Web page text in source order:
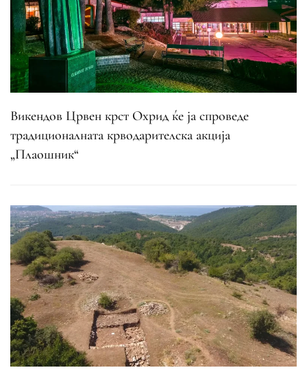
Викендов Црвен крст Охрид ќе ја спроведе
традиционалната крводарителска акција
„Плаошник“